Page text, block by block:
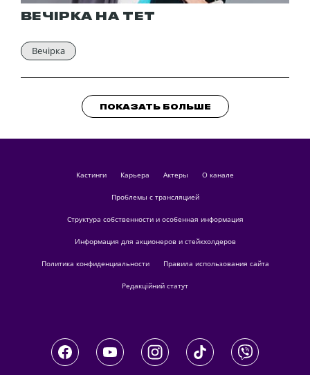
ВЕЧІРКА НА ТЕТ
Вечірка
ПОКАЗАТЬ БОЛЬШЕ
кастинги Карьера актеры О канале
Проблемы с трансляцией
Структура собственности и особенная информация
Информация для акционеров и стейкхолдеров
Политика конфиденциальности Правила использования сайта
Редакційний статут